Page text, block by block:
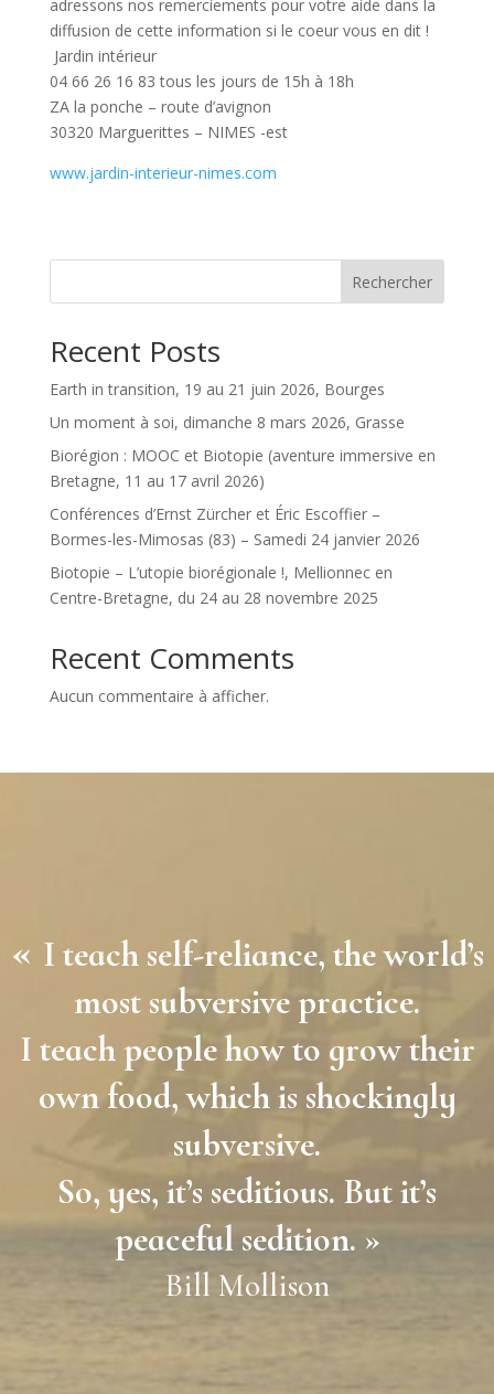
adressons nos remerciements pour votre aide dans la
diffusion de cette information si le coeur vous en dit !
Jardin intérieur
04 66 26 16 83 tous les jours de 15h à 18h
ZA la ponche – route d’avignon
30320 Marguerittes – NIMES -est
www.jardin-interieur-nimes.com
Rechercher
Recent Posts
Earth in transition, 19 au 21 juin 2026, Bourges
Un moment à soi, dimanche 8 mars 2026, Grasse
Biorégion : MOOC et Biotopie (aventure immersive en
Bretagne, 11 au 17 avril 2026)
Conférences d’Ernst Zürcher et Éric Escoffier –
Bormes-les-Mimosas (83) – Samedi 24 janvier 2026
Biotopie – L’utopie biorégionale !, Mellionnec en
Centre-Bretagne, du 24 au 28 novembre 2025
Recent Comments
Aucun commentaire à afficher.
« I teach self-reliance, the world’s
most subversive practice.
I teach people how to grow their
own food, which is shockingly
subversive.
So, yes, it’s seditious. But it’s
peaceful sedition. »
Bill Mollison